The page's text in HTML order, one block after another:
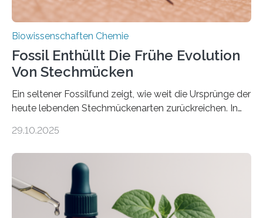
Biowissenschaften Chemie
Fossil Enthüllt Die Frühe Evolution
Von Stechmücken
Ein seltener Fossilfund zeigt, wie weit die Ursprünge der
heute lebenden Stechmückenarten zurückreichen. In
Forschende die bisher älteste bekannte Stechmücken-
Region Kachin in Myanmar und hat sich in
ausgezeichnetem Zustand erhalten. Es konnte als neue
Art einer neuen Gattung beschrieben werden und trägt
nun den Namen Cretosabethes primaevus. Dieser erste
29.10.2025